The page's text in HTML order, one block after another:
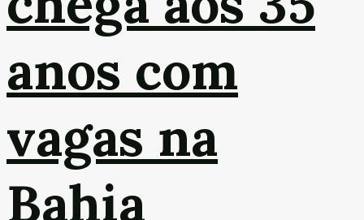
anos com
vagas na
Bahia